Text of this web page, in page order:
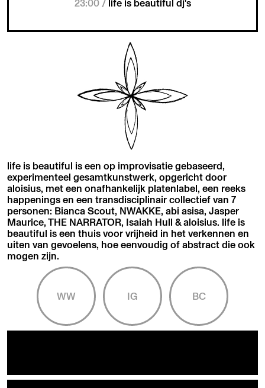
life is beautiful is een op improvisatie gebaseerd,
experimenteel gesamtkunstwerk, opgericht door
aloisius, met een onafhankelijk platenlabel, een reeks
happenings en een transdisciplinair collectief van 7
personen: Bianca Scout, NWAKKE, abi asisa, Jasper
Maurice, THE NARRATOR, Isaiah Hull & aloisius. life is
beautiful is een thuis voor vrijheid in het verkennen en
uiten van gevoelens, hoe eenvoudig of abstract die ook
mogen zijn.
WW IG BC